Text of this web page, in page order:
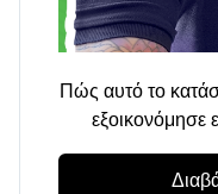
Πώς αυτό το
εξοικονόμησε